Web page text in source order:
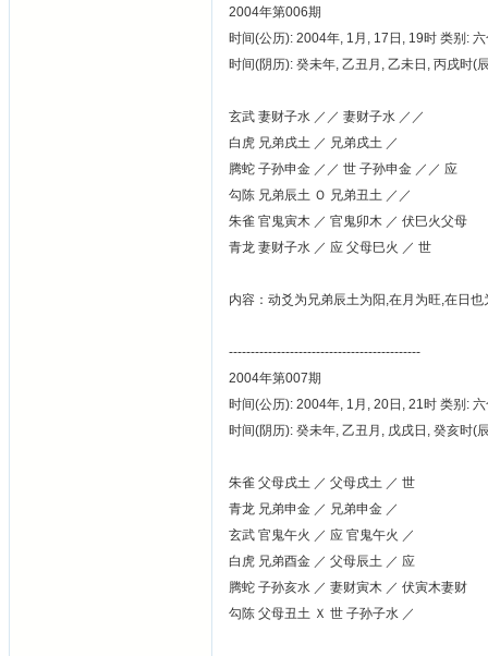
2004年第006期
时间(公历): 2004年, 1月, 17日, 19时 类别:
时间(阴历): 癸未年, 乙丑月, 乙未日, 丙戌时(
玄武 妻财子水 ／／ 妻财子水 ／／
白虎 兄弟戌土 ／ 兄弟戌土 ／
腾蛇 子孙申金 ／／ 世 子孙申金 ／／ 应
勾陈 兄弟辰土 Ｏ 兄弟丑土 ／／
朱雀 官鬼寅木 ／ 官鬼卯木 ／ 伏巳火父母
青龙 妻财子水 ／ 应 父母巳火 ／ 世
内容：动爻为兄弟辰土为阳,在月为旺,在日
--------------------------------------------
2004年第007期
时间(公历): 2004年, 1月, 20日, 21时 类别:
时间(阴历): 癸未年, 乙丑月, 戊戌日, 癸亥时(
朱雀 父母戌土 ／ 父母戌土 ／ 世
青龙 兄弟申金 ／ 兄弟申金 ／
玄武 官鬼午火 ／ 应 官鬼午火 ／
白虎 兄弟酉金 ／ 父母辰土 ／ 应
腾蛇 子孙亥水 ／ 妻财寅木 ／ 伏寅木妻财
勾陈 父母丑土 Ｘ 世 子孙子水 ／